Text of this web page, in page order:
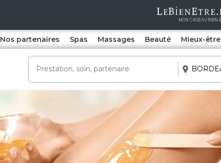
Nos partenaires Spas Massages Beauté Mieux-être